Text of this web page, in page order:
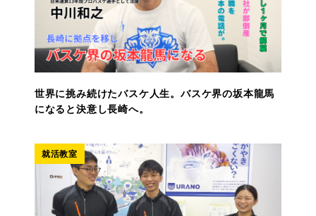
世界に挑み続けたバスケ人生。バスケ界の坂本龍馬
になると決意し長崎へ。
就活教室